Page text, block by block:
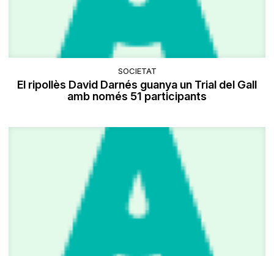
SOCIETAT
El ripollès David Darnés guanya un Trial del Gall
amb només 51 participants